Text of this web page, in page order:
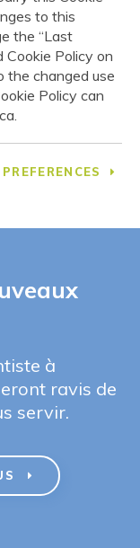
to this
the “Last
Policy on
the changed use
Policy can
à
ravis de
servir.